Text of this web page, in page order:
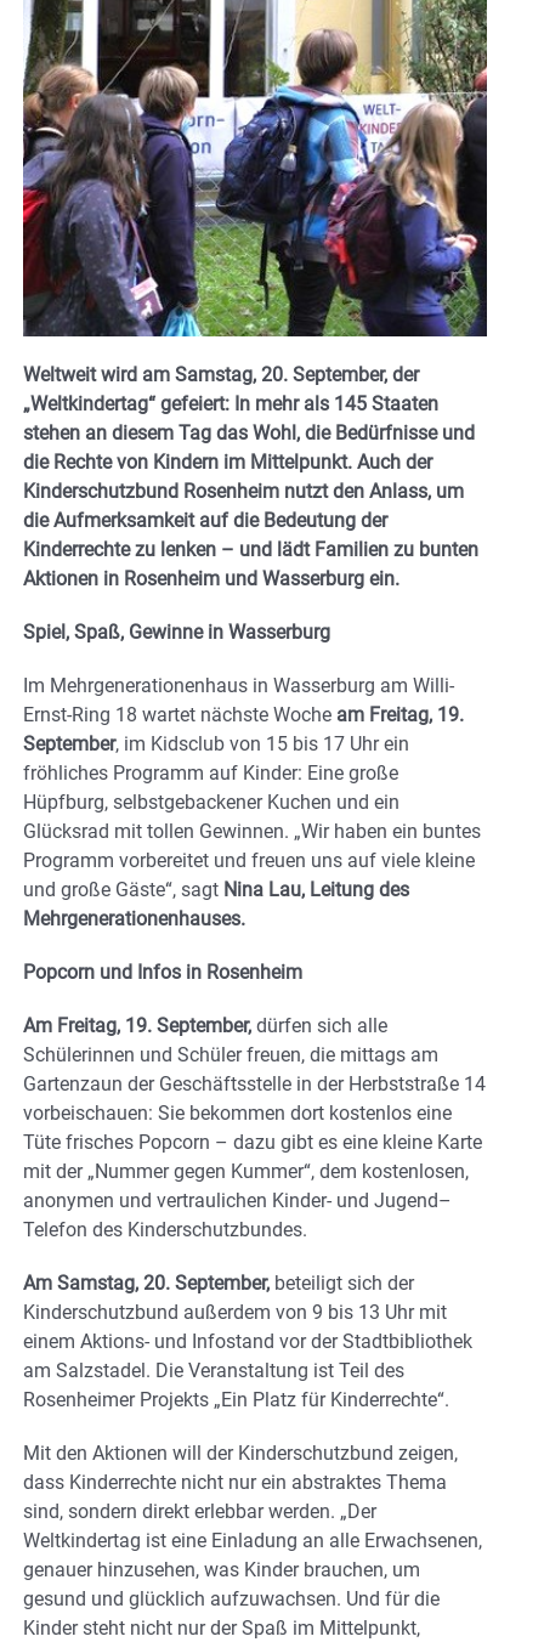
Weltweit wird am Samstag, 20. September, der
„Weltkindertag“ gefeiert: In mehr als 145 Staaten
stehen an diesem Tag das Wohl, die Bedürfnisse und
die Rechte von Kindern im Mittelpunkt. Auch der
Kinderschutzbund Rosenheim nutzt den Anlass, um
die Aufmerksamkeit auf die Bedeutung der
Kinderrechte zu lenken – und lädt Familien zu bunten
Aktionen in Rosenheim und Wasserburg ein.
Spiel, Spaß, Gewinne in Wasserburg
Im Mehrgenerationenhaus in Wasserburg am Willi-
Ernst-Ring 18 wartet nächste Woche am Freitag, 19.
September, im Kidsclub von 15 bis 17 Uhr ein
fröhliches Programm auf Kinder: Eine große
Hüpfburg, selbstgebackener Kuchen und ein
Glücksrad mit tollen Gewinnen. „Wir haben ein buntes
Programm vorbereitet und freuen uns auf viele kleine
und große Gäste“, sagt Nina Lau, Leitung des
Mehrgenerationenhauses.
Popcorn und Infos in Rosenheim
Am Freitag, 19. September, dürfen sich alle
Schülerinnen und Schüler freuen, die mittags am
Gartenzaun der Geschäftsstelle in der Herbststraße 14
vorbeischauen: Sie bekommen dort kostenlos eine
Tüte frisches Popcorn – dazu gibt es eine kleine Karte
mit der „Nummer gegen Kummer“, dem kostenlosen,
anonymen und vertraulichen Kinder- und Jugend–
Telefon des Kinderschutzbundes.
Am Samstag, 20. September, beteiligt sich der
Kinderschutzbund außerdem von 9 bis 13 Uhr mit
einem Aktions- und Infostand vor der Stadtbibliothek
am Salzstadel. Die Veranstaltung ist Teil des
Rosenheimer Projekts „Ein Platz für Kinderrechte“.
Mit den Aktionen will der Kinderschutzbund zeigen,
dass Kinderrechte nicht nur ein abstraktes Thema
sind, sondern direkt erlebbar werden. „Der
Weltkindertag ist eine Einladung an alle Erwachsenen,
genauer hinzusehen, was Kinder brauchen, um
gesund und glücklich aufzuwachsen. Und für die
Kinder steht nicht nur der Spaß im Mittelpunkt,